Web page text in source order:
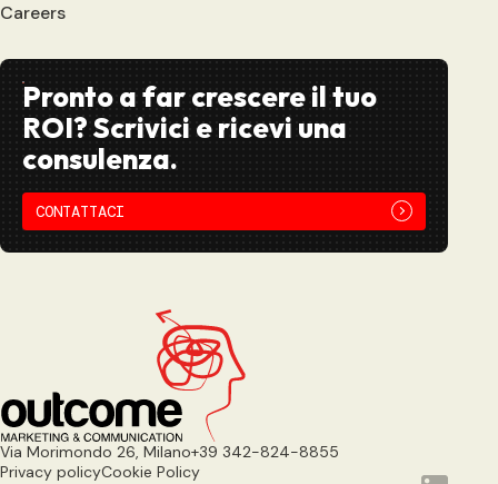
Careers
Pronto a far crescere il tuo
ROI? Scrivici e ricevi una
consulenza.
CONTATTACI
Via Morimondo 26, Milano+39 342-824-8855
Privacy policyCookie Policy